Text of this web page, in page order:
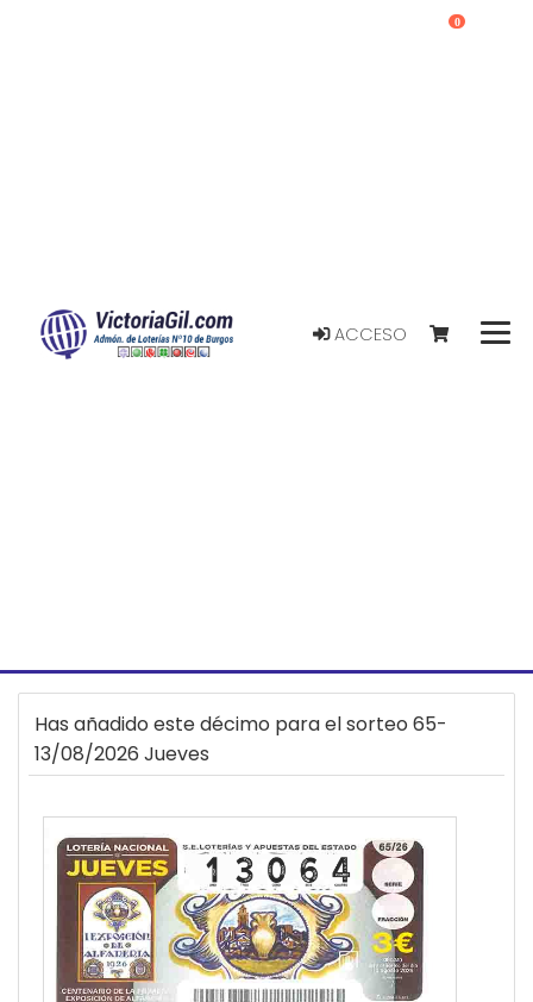
ACCESO
0
Has añadido este décimo para el sorteo 65-
13/08/2026 Jueves